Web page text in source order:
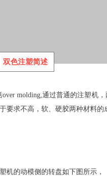
双色注塑简述
molding,通过普通的注塑机
求不高，软、硬胶两种材料
机的动模侧的转盘如下图所示，